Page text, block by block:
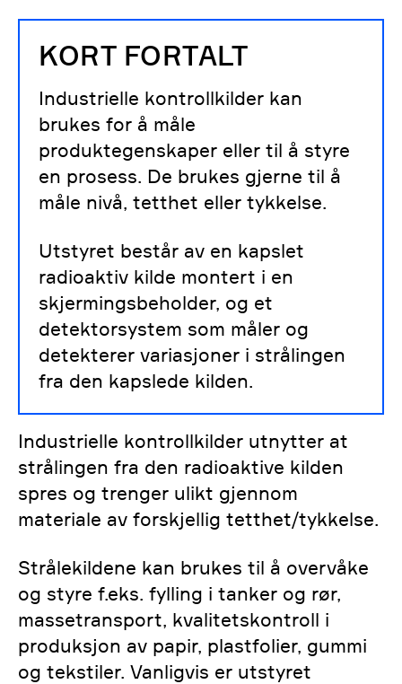
KORT FORTALT
Industrielle kontrollkilder kan
brukes for å måle
produktegenskaper eller til å styre
en prosess. De brukes gjerne til å
måle nivå, tetthet eller tykkelse.
Utstyret består av en kapslet
radioaktiv kilde montert i en
skjermingsbeholder, og et
detektorsystem som måler og
detekterer variasjoner i strålingen
fra den kapslede kilden.
Industrielle kontrollkilder utnytter at
strålingen fra den radioaktive kilden
spres og trenger ulikt gjennom
materiale av forskjellig tetthet/tykkelse.
Strålekildene kan brukes til å overvåke
og styre f.eks. fylling i tanker og rør,
massetransport, kvalitetskontroll i
produksjon av papir, plastfolier, gummi
og tekstiler. Vanligvis er utstyret